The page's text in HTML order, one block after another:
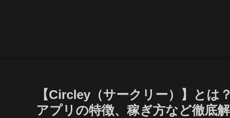
【Circley（サークリー）】とは
アプリの特徴、稼ぎ方など徹底解